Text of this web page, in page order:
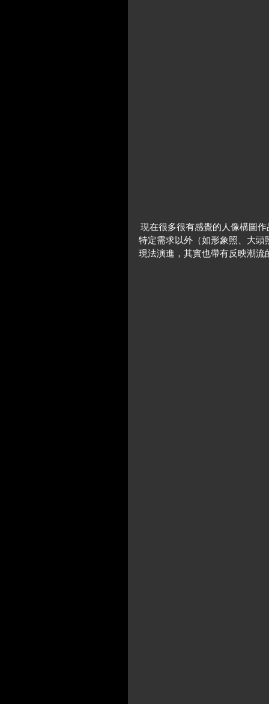
特定需求以外（如形象照、大
現法演進，其實也帶有反映潮流